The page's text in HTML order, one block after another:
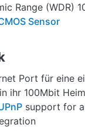
Range (WDR)
Sensor
Port für eine
ihr 100Mbit
support for